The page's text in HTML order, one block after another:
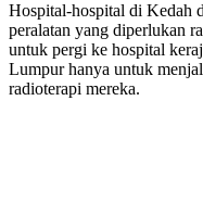
Hospital-hospital di Kedah
peralatan yang diperlukan
untuk pergi ke hospital
Lumpur hanya untuk
radioterapi mereka.